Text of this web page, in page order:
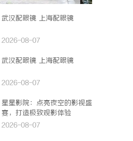
武汉配眼镜 上海配眼镜
2026-08-07
武汉配眼镜 上海配眼镜
2026-08-07
星星影院：点亮夜空的影视盛
宴，打造极致观影体验
2026-08-07